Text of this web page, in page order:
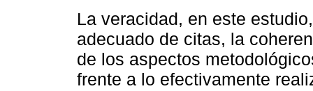
La veracidad, en este
adecuado de citas, la
de los aspectos
frente a lo efectivamente